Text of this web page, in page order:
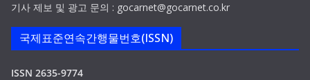
기사 제보 및 광고 문의 : gocarnet@gocarnet.co.kr
국제표준연속간행물번호(ISSN)
ISSN 2635-9774